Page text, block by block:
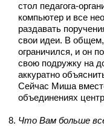
стол педагога-
компьютер и все
раздавать
свои идеи. В
ограничился, и он
свою подружку на
аккуратно
Сейчас Миша
объединениях
Что Вам больше